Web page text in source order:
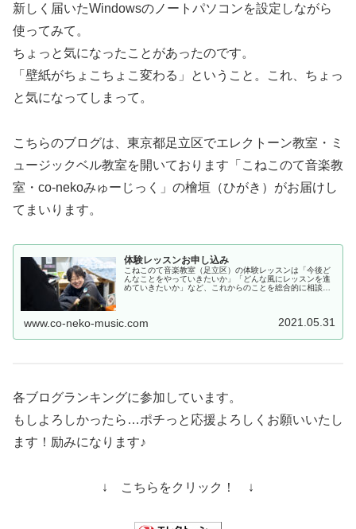
新しく届いたWindowsのノートパソコンを設定しながら
使ってみて。
ちょっと気になったことがあったのです。
「壁紙がちょこちょこ変わる」ということ。これ、ちょっ
と気になってしまって。
こちらのブログは、東京都足立区でエレクトーン教室・ミ
ュージックベル教室を開いております「こねこのて音楽教
室・co-nekoみゅーじっく」の檜垣（ひがき）がお届けし
てまいります。
体験レッスンお申し込み
こねこのて音楽教室（足立区）の体験レッスンは「今後ど
んなことをやっていきたいか」「どんな風にレッスンを進
めていきたいか」など、これからのことを総合的に相談す
www.co-neko-music.com 2021.05.31
各ブログランキングに参加しています。
もしよろしかったら…ポチっと応援よろしくお願いいたし
ます！励みになります♪
↓ こちらをクリック！ ↓